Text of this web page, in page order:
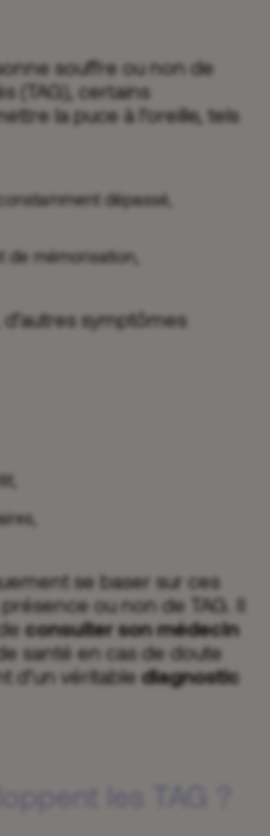
souffre ou non de
(TAG), certains
la puce à l’oreille, tels
dépassé,
mémorisation,
d’autres symptômes
se baser sur ces
ou non de TAG. Il
consulter son médecin
santé en cas de doute
d’un véritablediagnostic